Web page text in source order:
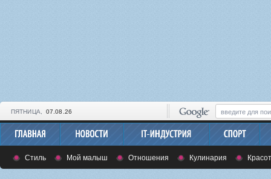
ПЯТНИЦА, 07.08.26
Стиль Мой малыш Отношения Кулинария